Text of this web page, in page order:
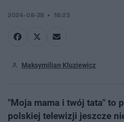
2024-08-28 16:23
Maksymilian Kluziewicz
"Moja mama i twój tata" to
polskiej telewizji jeszcze